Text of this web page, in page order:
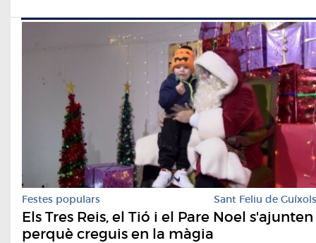
Festes populars Sant Feliu de Guíxols
Els Tres Reis, el Tió i el Pare Noel s'ajunten
perquè creguis en la màgia